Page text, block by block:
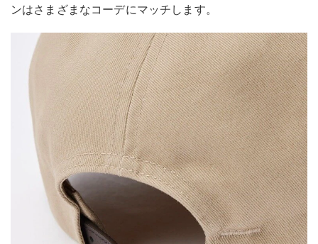
ンはさまざまなコーデにマッチします。